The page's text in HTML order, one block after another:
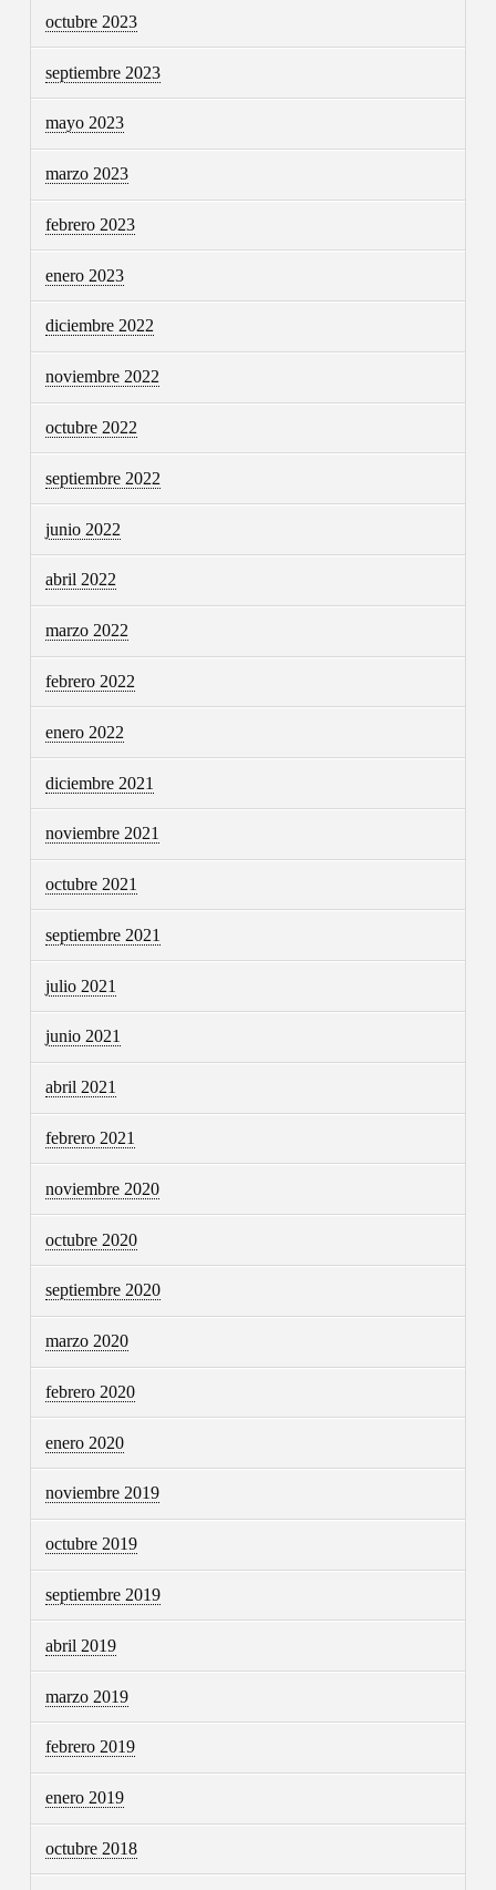
octubre 2023
septiembre 2023
mayo 2023
marzo 2023
febrero 2023
enero 2023
diciembre 2022
noviembre 2022
octubre 2022
septiembre 2022
junio 2022
abril 2022
marzo 2022
febrero 2022
enero 2022
diciembre 2021
noviembre 2021
octubre 2021
septiembre 2021
julio 2021
junio 2021
abril 2021
febrero 2021
noviembre 2020
octubre 2020
septiembre 2020
marzo 2020
febrero 2020
enero 2020
noviembre 2019
octubre 2019
septiembre 2019
abril 2019
marzo 2019
febrero 2019
enero 2019
octubre 2018